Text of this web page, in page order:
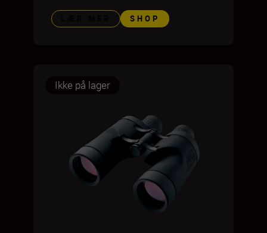
SHOP
Ikke på lager